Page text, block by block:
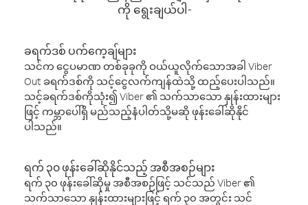
ကို ရွေးချယ်ပါ-
ခရက်ဒစ် ပက်ကေ့ချ်များ
သင်က ငွေပမာဏ တစ်ခုခုကို ဝယ်ယူလိုက်သောအခါ Viber
Out ခရက်ဒစ်ကို သင့်ငွေလက်ကျန်ထဲသို့ ထည့်ပေးပါသည်။
သင့်ခရက်ဒစ်ကိုသုံး၍ Viber ၏ သက်သာသော နှုန်းထားများ
ဖြင့် ကမ္ဘာပေါ်ရှိ မည်သည့်နံပါတ်သို့မဆို ဖုန်းခေါ်ဆိုနိုင်
ပါသည်။
ရက် ၃၀ ဖုန်းခေါ်ဆိုနိုင်သည့် အစီအစဉ်များ
ရက် ၃၀ ဖုန်းခေါ်ဆိုမှု အစီအစဉ်ဖြင့် သင်သည် Viber ၏
သက်သာသော နှုန်းထားများဖြင့် ရက် ၃၀ အတွင်း သင်